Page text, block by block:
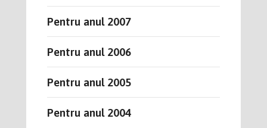
Pentru anul 2007
Pentru anul 2006
Pentru anul 2005
Pentru anul 2004